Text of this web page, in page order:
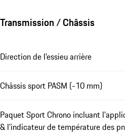
Transmission / Châssis
Direction de l'essieu arrière
Châssis sport PASM (-10 mm)
Paquet Sport Chrono incluant
& l'indicateur de température des